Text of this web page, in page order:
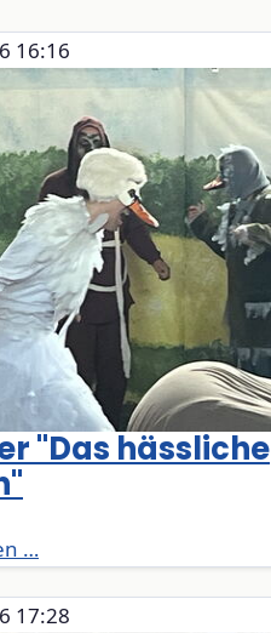
16:16
"Das hässliche
…
17:28